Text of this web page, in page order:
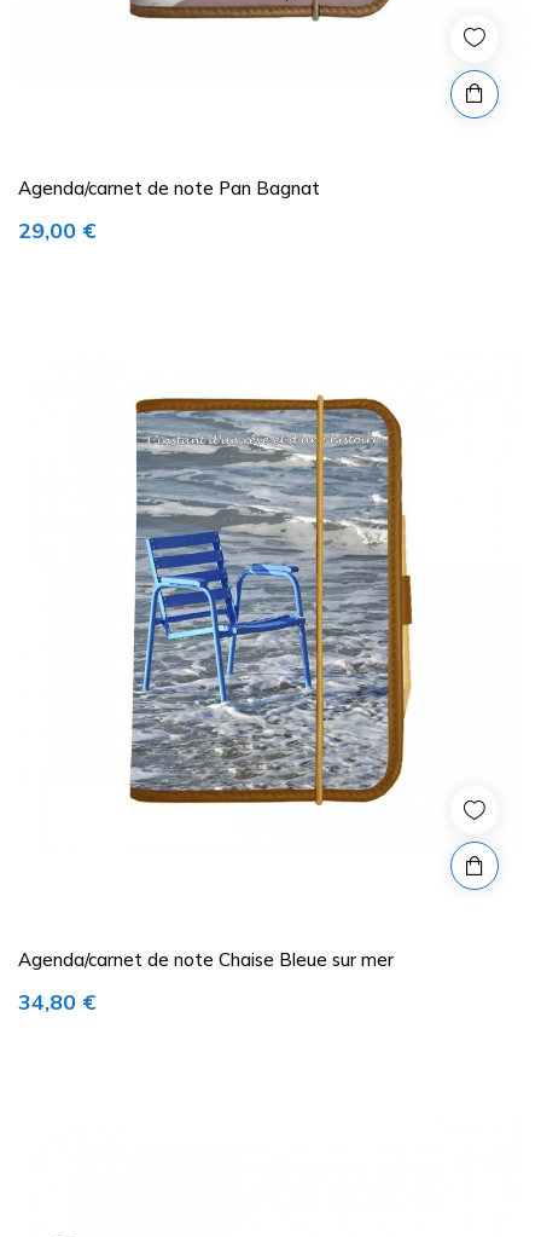
Agenda/carnet de note Pan Bagnat
Prix
29,00 €
Agenda/carnet de note Chaise Bleue sur mer
Prix
34,80 €